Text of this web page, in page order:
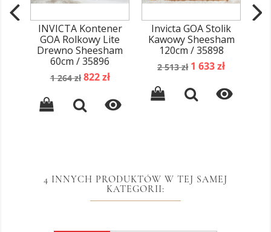
INVICTA Kontener
GOA Rolkowy Lite
Drewno Sheesham
60cm / 35896
Cena
1 264 zł Cena
822 zł

Invicta GOA Stolik
Kawowy Sheesham
120cm / 35898
Cena
2 513 zł Cena
1 633 zł

4 INNYCH PRODUKTÓW W TEJ SAMEJ
KATEGORII: